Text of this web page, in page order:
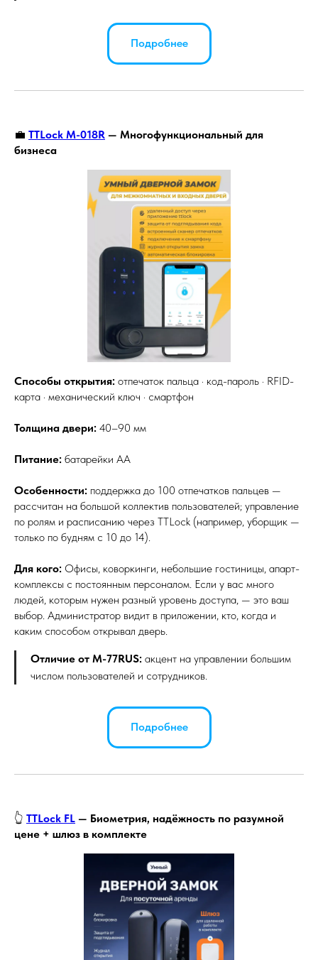
Подробнее
💼 TTLock M-018R — Многофункциональный для
бизнеса
Способы открытия: отпечаток пальца · код-пароль · RFID-
карта · механический ключ · смартфон
Толщина двери: 40–90 мм
Питание: батарейки АА
Особенности: поддержка до 100 отпечатков пальцев —
рассчитан на большой коллектив пользователей; управление
по ролям и расписанию через TTLock (например, уборщик —
только по будням с 10 до 14).
Для кого: Офисы, коворкинги, небольшие гостиницы, апарт-
комплексы с постоянным персоналом. Если у вас много
людей, которым нужен разный уровень доступа, — это ваш
выбор. Администратор видит в приложении, кто, когда и
каким способом открывал дверь.
Отличие от M-77RUS: акцент на управлении большим
числом пользователей и сотрудников.
Подробнее
👆 TTLock FL — Биометрия, надёжность по разумной
цене + шлюз в комплекте